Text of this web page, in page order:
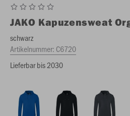
JAKO Kapuzensweat
schwarz
Artikelnummer: C6720
Lieferbar bis 2030